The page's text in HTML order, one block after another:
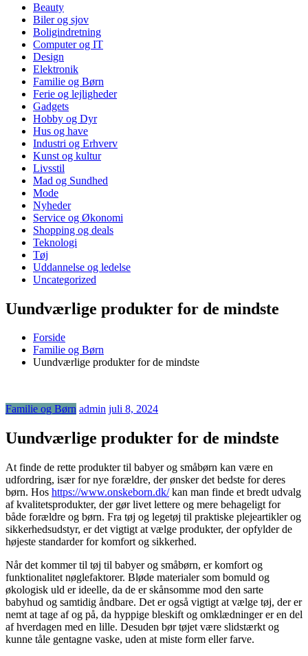
Beauty
Biler og sjov
Boligindretning
Computer og IT
Design
Elektronik
Familie og Børn
Ferie og lejligheder
Gadgets
Hobby og Dyr
Hus og have
Industri og Erhverv
Kunst og kultur
Livsstil
Mad og Sundhed
Mode
Nyheder
Service og Økonomi
Shopping og deals
Teknologi
Tøj
Uddannelse og ledelse
Uncategorized
Uundværlige produkter for de mindste
Forside
Familie og Børn
Uundværlige produkter for de mindste
Familie og Børn admin juli 8, 2024
Uundværlige produkter for de mindste
At finde de rette produkter til babyer og småbørn kan være en
udfordring, især for nye forældre, der ønsker det bedste for deres
børn. Hos https://www.onskeborn.dk/kan man finde et bredt udvalg
af kvalitetsprodukter, der gør livet lettere og mere behageligt for
både forældre og børn. Fra tøj og legetøj til praktiske plejeartikler og
sikkerhedsudstyr, er det vigtigt at vælge produkter, der opfylder de
højeste standarder for komfort og sikkerhed.
Når det kommer til tøj til babyer og småbørn, er komfort og
funktionalitet nøglefaktorer. Bløde materialer som bomuld og
økologisk uld er ideelle, da de er skånsomme mod den sarte
babyhud og samtidig åndbare. Det er også vigtigt at vælge tøj, der er
nemt at tage af og på, da hyppige bleskift og omklædninger er en del
af hverdagen med en lille. Desuden bør tøjet være slidstærkt og
kunne tåle gentagne vaske, uden at miste form eller farve.